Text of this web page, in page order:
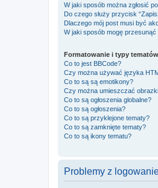
W jaki sposób można zgłosić
Do czego służy przycisk
Dlaczego mój post musi być
W jaki sposób mogę
Formatowanie i typy tematów
Co to jest BBCode?
Czy można używać języka
Co to są są emotikony?
Czy można umieszczać
Co to są ogłoszenia globalne?
Co to są ogłoszenia?
Co to są przyklejone tematy?
Co to są zamknięte tematy?
Co to są ikony tematu?
Problemy z